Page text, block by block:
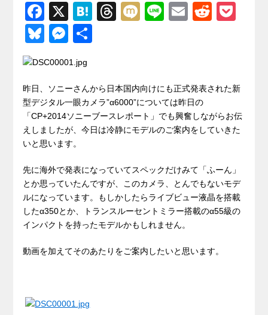
F
a
c
e
b
o
o
k
X
H
a
T
d
s
M
Li
E
R
t
Bl
e
sk
y
M
ss
e
n
g
er
昨日、ソニーさんから日本国内向けにも正式発表された新
型デジタル一眼カメラ”α6000”については昨日の
「CP+2014ソニーブースレポート」でも興奮しながらお伝
えしましたが、今日は冷静にモデルのご案内をしていきた
いと思います。
先に海外で発表になっていてスペックだけみて「ふーん」
とか思っていたんですが、このカメラ、とんでもないモデ
ルになっています。もしかしたらライブビュー液晶を搭載
したα350とか、トランスルーセントミラー搭載のα55級の
インパクトを持ったモデルかもしれません。
動画を加えてそのあたりをご案内したいと思います。